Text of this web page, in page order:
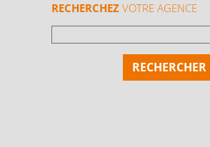
RECHERCHEZ VOTRE AGENCE